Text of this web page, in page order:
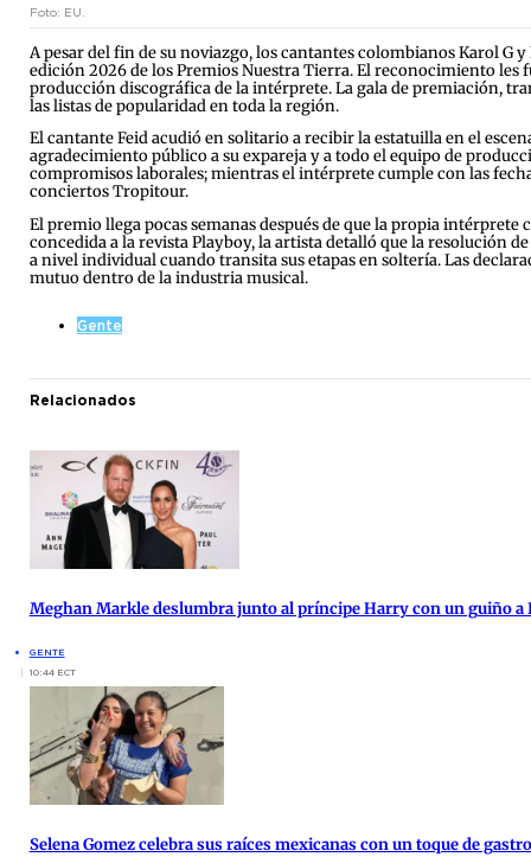
Foto: EU.
A pesar del fin de su noviazgo, los cantantes colombianos Karol
edición 2026 de los Premios Nuestra Tierra. El reconocimiento
producción discográfica de la intérprete. La gala de premiación,
las listas de popularidad en toda la región.
El cantante Feid acudió en solitario a recibir la estatuilla en el
agradecimiento público a su expareja y a todo el equipo de
compromisos laborales; mientras el intérprete cumple con las
conciertos Tropitour.
El premio llega pocas semanas después de que la propia
concedida a la revista Playboy, la artista detalló que la resolución
a nivel individual cuando transita sus etapas en soltería. Las
mutuo dentro de la industria musical.
Gente
Relacionados
Meghan Markle deslumbra junto al príncipe Harry con un guiño a
GENTE
10:44 ECT
Selena Gomez celebra sus raíces mexicanas con un toque de